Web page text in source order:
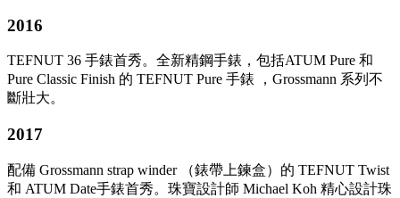
2016
TEFNUT 36 手錶首秀。全新精鋼手錶，包括ATUM Pure 和
Pure Classic Finish 的 TEFNUT Pure 手錶 ，Grossmann 系列不
斷壯大。
2017
配備 Grossmann strap winder （錶帶上鍊盒）的 TEFNUT Twist
和 ATUM Date手錶首秀。珠寶設計師 Michael Koh 精心設計珠